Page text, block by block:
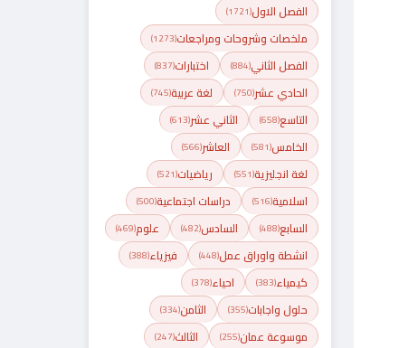
الفصل الاول(1721)
ملخصات وشروحات ومراجعات(1273)
الفصل الثاني(884) اختبارات(837)
الحادي عشر(750) لغة عربية(745)
التاسع(658) الثاني عشر(613)
الخامس(581) العاشر(566)
لغة انجليزية(551) رياضيات(521)
اسلامية(516) دراسات اجتماعية(500)
السابع(488) السادس(482) علوم(469)
انشطة واوراق عمل(448) فيزياء(388)
كيمياء(383) احياء(378)
حلول واجابات(355) الثامن(334)
موسوعة عمان(255) الثالث(247)